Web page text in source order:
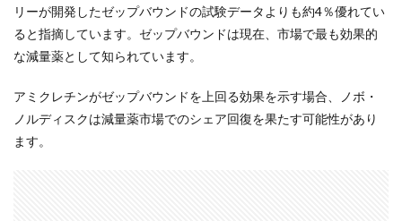
リーが開発したゼップバウンドの試験データよりも約4％優れてい
ると指摘しています。ゼップバウンドは現在、市場で最も効果的
な減量薬として知られています。
アミクレチンがゼップバウンドを上回る効果を示す場合、ノボ・
ノルディスクは減量薬市場でのシェア回復を果たす可能性があり
ます。